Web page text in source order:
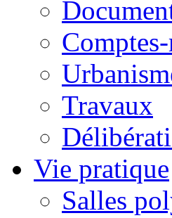
Travaux
Vie pratique
Salles